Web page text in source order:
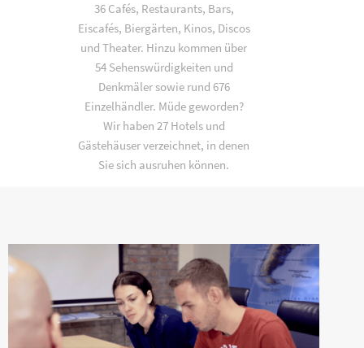
36 Cafés, Restaurants, Bars,
Eiscafés, Biergärten, Kinos, Discos
und Theater. Hinzu kommen über
54 Sehenswürdigkeiten und
Denkmäler sowie rund 676
Einzelhändler. Müde geworden?
Wir haben 27 Hotels und
Gästehäuser verzeichnet, in denen
Sie sich ausruhen können.